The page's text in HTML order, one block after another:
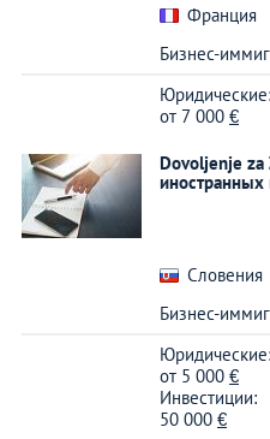
Франция
Бизнес-
Юридические:
от 7 000 €
Dovoljenje
Словения
Бизнес-
Юридические:
от 5 000 €
Инвестиции:
50 000 €